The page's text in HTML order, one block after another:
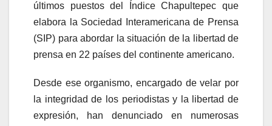
últimos puestos del Índice Chapultepec que
elabora la Sociedad Interamericana de Prensa
(SIP) para abordar la situación de la libertad de
prensa en 22 países del continente americano.
Desde ese organismo, encargado de velar por
la integridad de los periodistas y la libertad de
expresión, han denunciado en numerosas